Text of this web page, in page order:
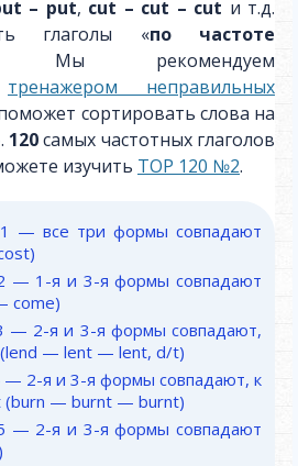
– put, cut – cut – cut и т.д.
глаголы «по частоте
Мы рекомендуем
тренажером неправильных
сортировать слова на
120самых частотных глаголов
изучить TOP 120 №2.
все три формы совпадают
1-я и 3-я формы совпадают
come)
2-я и 3-я формы совпадают,
(lend — lent — lent, d/t)
2-я и 3-я формы совпадают, к
(burn — burnt — burnt)
2-я и 3-я формы совпадают